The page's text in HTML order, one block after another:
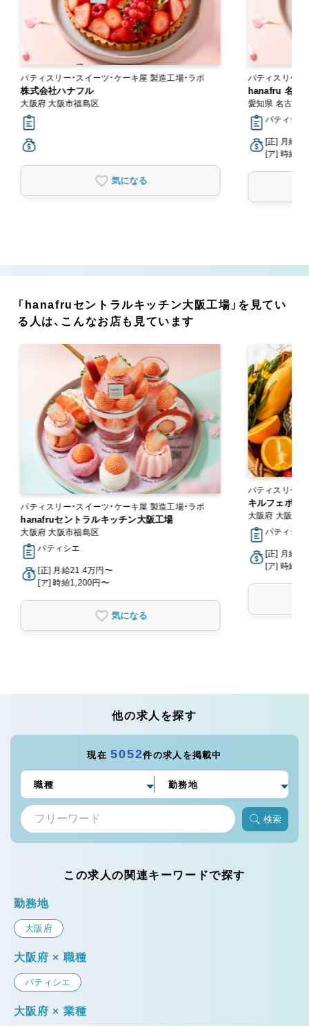
パティスリー・スイーツ・ケーキ屋 製造工場・ラボ
株式会社ハナフル
大阪府 大阪市福島区
気になる
パティスリー・
hanafru 名古
愛知県 名古屋
パティシエ
[正] 月給
[ア] 時給
「hanafruセントラルキッチン大阪工場」を見てい
る人は、こんなお店も見ています
パティスリー・スイーツ・ケーキ屋 製造工場・ラボ
hanafruセントラルキッチン大阪工場
大阪府 大阪市福島区
パティシエ
[正] 月給21.4万円〜
[ア] 時給1,200円〜
気になる
パティスリー・
キルフェボン
大阪府 大阪市
パティシエ
[正] 月給
[ア] 時給
他の求人を探す
現在5052件の求人を掲載中
検索
この求人の関連キーワードで探す
勤務地
大阪府
大阪府 × 職種
パティシエ
大阪府 × 業種